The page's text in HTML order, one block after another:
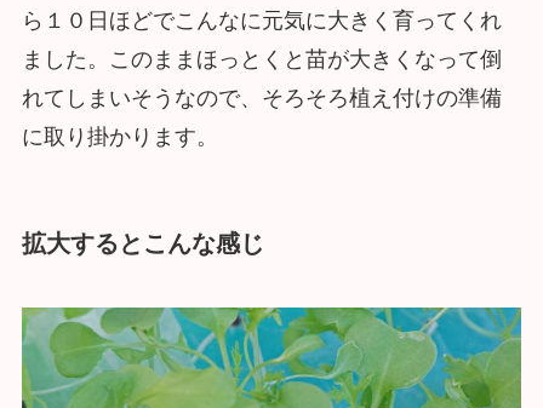
ら１０日ほどでこんなに元気に大きく育ってくれ
ました。このままほっとくと苗が大きくなって倒
れてしまいそうなので、そろそろ植え付けの準備
に取り掛かります。
拡大するとこんな感じ